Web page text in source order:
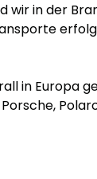
wir in der
in Europa